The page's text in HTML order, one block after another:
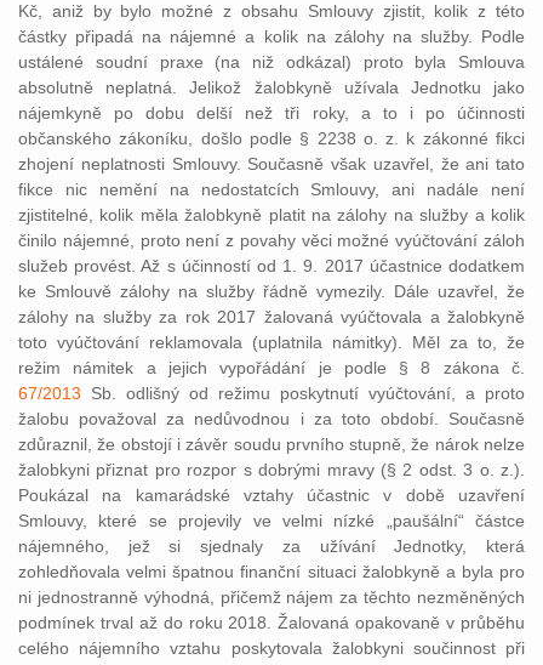
Kč, aniž by bylo možné z obsahu Smlouvy zjistit, kolik z této
částky připadá na nájemné a kolik na zálohy na služby. Podle
ustálené soudní praxe (na niž odkázal) proto byla Smlouva
absolutně neplatná. Jelikož žalobkyně užívala Jednotku jako
nájemkyně po dobu delší než tři roky, a to i po účinnosti
občanského zákoníku, došlo podle § 2238 o. z. k zákonné fikci
zhojení neplatnosti Smlouvy. Současně však uzavřel, že ani tato
fikce nic nemění na nedostatcích Smlouvy, ani nadále není
zjistitelné, kolik měla žalobkyně platit na zálohy na služby a kolik
činilo nájemné, proto není z povahy věci možné vyúčtování záloh
služeb provést. Až s účinností od 1. 9. 2017 účastnice dodatkem
ke Smlouvě zálohy na služby řádně vymezily. Dále uzavřel, že
zálohy na služby za rok 2017 žalovaná vyúčtovala a žalobkyně
toto vyúčtování reklamovala (uplatnila námitky). Měl za to, že
režim námitek a jejich vypořádání je podle § 8 zákona č.
67/2013 Sb. odlišný od režimu poskytnutí vyúčtování, a proto
žalobu považoval za nedůvodnou i za toto období. Současně
zdůraznil, že obstojí i závěr soudu prvního stupně, že nárok nelze
žalobkyni přiznat pro rozpor s dobrými mravy (§ 2 odst. 3 o. z.).
Poukázal na kamarádské vztahy účastnic v době uzavření
Smlouvy, které se projevily ve velmi nízké „paušální“ částce
nájemného, jež si sjednaly za užívání Jednotky, která
zohledňovala velmi špatnou finanční situaci žalobkyně a byla pro
ni jednostranně výhodná, přičemž nájem za těchto nezměněných
podmínek trval až do roku 2018. Žalovaná opakovaně v průběhu
celého nájemního vztahu poskytovala žalobkyni součinnost při